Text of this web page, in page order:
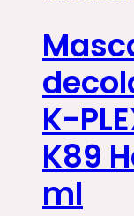
K-
K89
ml